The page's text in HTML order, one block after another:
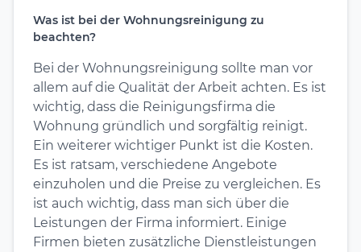
Was ist bei der Wohnungsreinigung zu
beachten?
Bei der Wohnungsreinigung sollte man vor
allem auf die Qualität der Arbeit achten. Es ist
wichtig, dass die Reinigungsfirma die
Wohnung gründlich und sorgfältig reinigt.
Ein weiterer wichtiger Punkt ist die Kosten.
Es ist ratsam, verschiedene Angebote
einzuholen und die Preise zu vergleichen. Es
ist auch wichtig, dass man sich über die
Leistungen der Firma informiert. Einige
Firmen bieten zusätzliche Dienstleistungen